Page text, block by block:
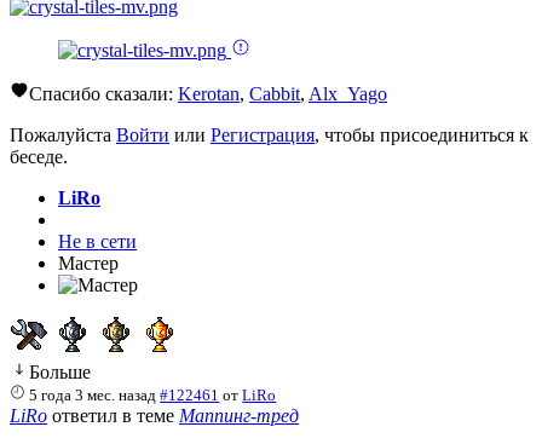
Спасибо сказали: Kerotan, Cabbit, Alx_Yago
Пожалуйста Войти или Регистрация, чтобы присоединиться к
беседе.
LiRo
Не в сети
Мастер
Больше
5 года 3 мес. назад #122461 отLiRo
LiRo ответил в теме Маппинг-тред